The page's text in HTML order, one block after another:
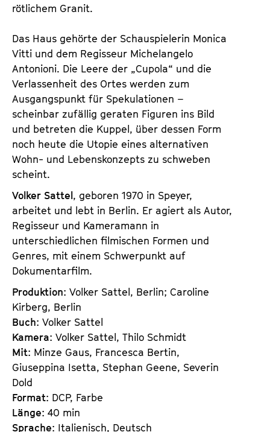
rötlichem Granit.
Das Haus gehörte der Schauspielerin Monica
Vitti und dem Regisseur Michelangelo
Antonioni. Die Leere der „Cupola“ und die
Verlassenheit des Ortes werden zum
Ausgangspunkt für Spekulationen –
scheinbar zufällig geraten Figuren ins Bild
und betreten die Kuppel, über dessen Form
noch heute die Utopie eines alternativen
Wohn- und Lebenskonzepts zu schweben
scheint.
Volker Sattel, geboren 1970 in Speyer,
arbeitet und lebt in Berlin. Er agiert als Autor,
Regisseur und Kameramann in
unterschiedlichen filmischen Formen und
Genres, mit einem Schwerpunkt auf
Dokumentarfilm.
Produktion: Volker Sattel, Berlin; Caroline
Kirberg, Berlin
Buch: Volker Sattel
Kamera: Volker Sattel, Thilo Schmidt
Mit: Minze Gaus, Francesca Bertin,
Giuseppina Isetta, Stephan Geene, Severin
Dold
Format: DCP, Farbe
Länge: 40 min
Sprache: Italienisch, Deutsch